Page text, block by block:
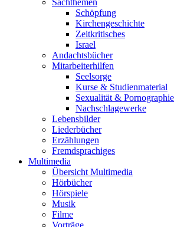
Sachthemen
Schöpfung
Kirchengeschichte
Zeitkritisches
Israel
Andachtsbücher
Mitarbeiterhilfen
Seelsorge
Kurse & Studienmaterial
Sexualität & Pornographie
Nachschlagewerke
Lebensbilder
Liederbücher
Erzählungen
Fremdsprachiges
Multimedia
Übersicht Multimedia
Hörbücher
Hörspiele
Musik
Filme
Vorträge